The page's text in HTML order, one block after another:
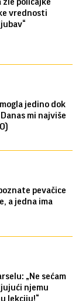
vrednosti
jedino dok
mi najviše
pevačice
a jedna ima
„Ne sećam
njemu
lekciju!“